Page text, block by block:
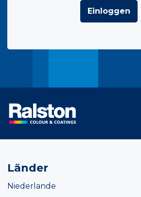
Einloggen
Länder
Niederlande